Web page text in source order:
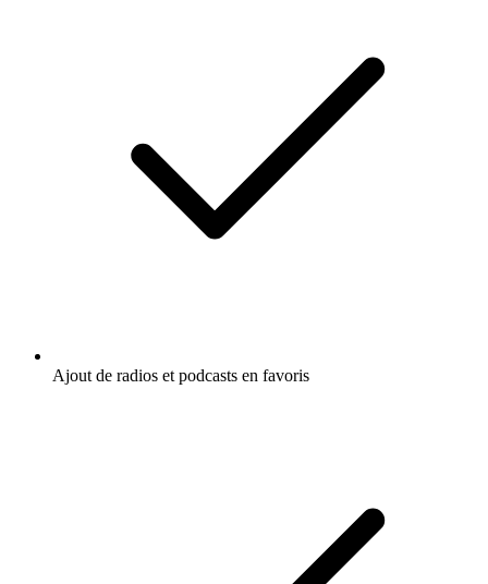
Ajout de radios et podcasts en favoris